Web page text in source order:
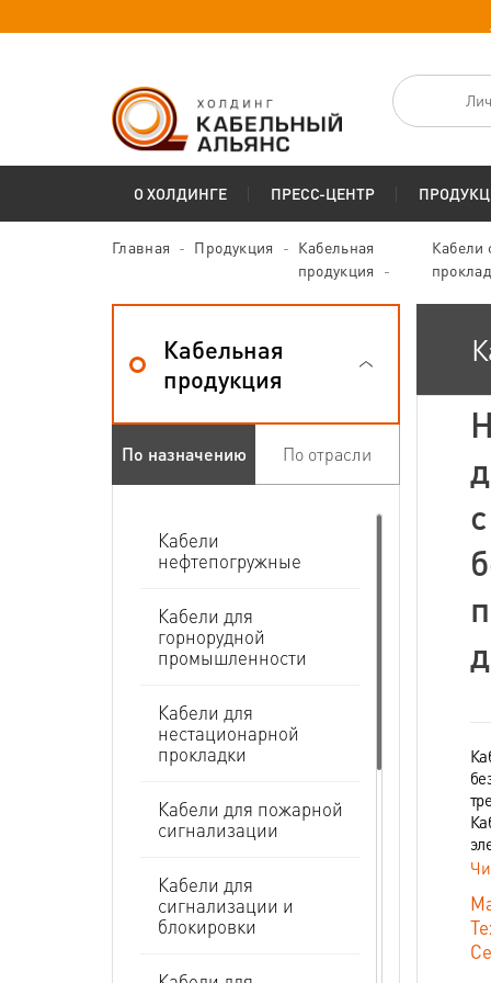
О ХОЛДИНГЕ ПРЕСС-ЦЕНТР
Главная Продукция
Кабельная
продукция
Кабели
Кабельная
продукция
По назначению По отрасли
Кабели
нефтепогружные
Кабели для
горнорудной
промышленности
Кабели для
нестационарной
прокладки
Кабели для пожарной
сигнализации
Кабели для
сигнализации и
блокировки